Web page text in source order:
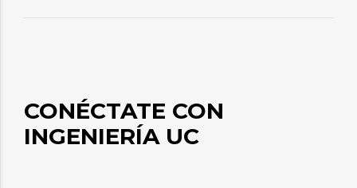
CONÉCTATE CON
INGENIERÍA UC